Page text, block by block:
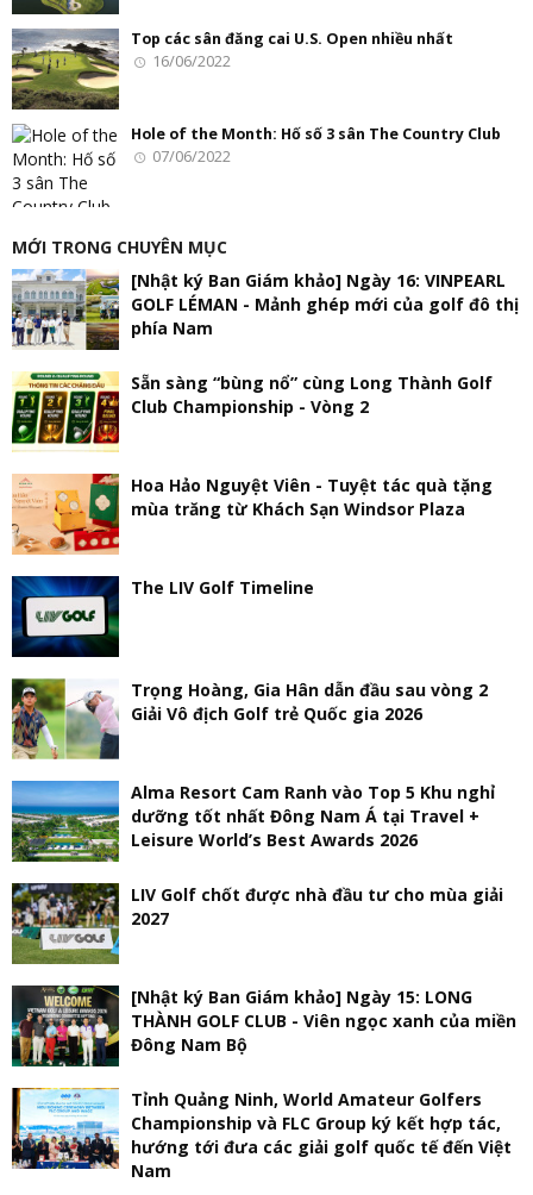
Top các sân đăng cai U.S. Open nhiều nhất
16/06/2022
Hole of the Month: Hố số 3 sân The Country Club
07/06/2022
MỚI TRONG CHUYÊN MỤC
[Nhật ký Ban Giám khảo] Ngày 16: VINPEARL
GOLF LÉMAN - Mảnh ghép mới của golf đô thị
phía Nam
Sẵn sàng “bùng nổ” cùng Long Thành Golf
Club Championship - Vòng 2
Hoa Hảo Nguyệt Viên - Tuyệt tác quà tặng
mùa trăng từ Khách Sạn Windsor Plaza
The LIV Golf Timeline
Trọng Hoàng, Gia Hân dẫn đầu sau vòng 2
Giải Vô địch Golf trẻ Quốc gia 2026
Alma Resort Cam Ranh vào Top 5 Khu nghỉ
dưỡng tốt nhất Đông Nam Á tại Travel +
Leisure World’s Best Awards 2026
LIV Golf chốt được nhà đầu tư cho mùa giải
2027
[Nhật ký Ban Giám khảo] Ngày 15: LONG
THÀNH GOLF CLUB - Viên ngọc xanh của miền
Đông Nam Bộ
Tỉnh Quảng Ninh, World Amateur Golfers
Championship và FLC Group ký kết hợp tác,
hướng tới đưa các giải golf quốc tế đến Việt
Nam